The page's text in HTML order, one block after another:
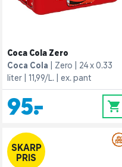
Coca Cola Zero
Coca Cola
Zero
24 x 0.33
liter
11,99/L. ex. pant
95,- 0
SKARP
PRIS